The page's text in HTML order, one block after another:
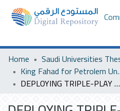
Home
King
DEPLOYING TRIPLE-PLAY SERVICES OVER EXISTING IP NETWORKS